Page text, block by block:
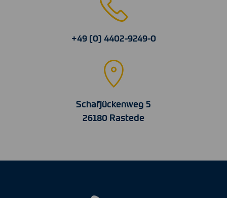
+49 (0) 4402-9249-0
Schafjückenweg 5
26180 Rastede